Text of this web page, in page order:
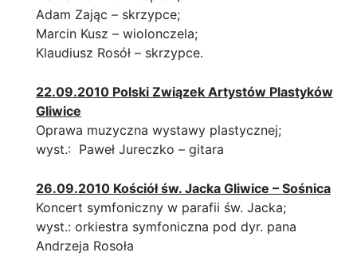
Adam Zając – skrzypce;
Marcin Kusz – wiolonczela;
Klaudiusz Rosół – skrzypce.
22.09.2010 Polski Związek Artystów Plastyków
Gliwice
Oprawa muzyczna wystawy plastycznej;
wyst.: Paweł Jureczko – gitara
26.09.2010 Kościół św. Jacka Gliwice – Sośnica
Koncert symfoniczny w parafii św. Jacka;
wyst.: orkiestra symfoniczna pod dyr. pana
Andrzeja Rosoła